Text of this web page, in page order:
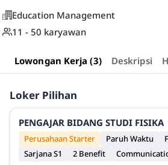
Education Management
11 - 50 karyawan
Lowongan Kerja (3) Deskripsi
Loker Pilihan
PENGAJAR BIDANG STUDI FISIKA
Perusahaan Starter
Paruh Waktu
Sarjana S1
2 Benefit